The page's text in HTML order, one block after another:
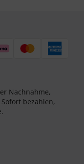
Nachnahme,
bezahlen,